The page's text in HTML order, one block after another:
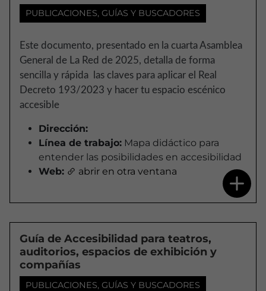
PUBLICACIONES, GUÍAS Y BUSCADORES
Este documento, presentado en la cuarta Asamblea
General de La Red de 2025, detalla de forma
sencilla y rápida las claves para aplicar el Real
Decreto 193/2023 y hacer tu espacio escénico
accesible
Dirección:
Línea de trabajo: Mapa didáctico para
entender las posibilidades en accesibilidad
Web:
abrir en otra ventana
Guía de Accesibilidad para teatros,
auditorios, espacios de exhibición y
compañías
PUBLICACIONES, GUÍAS Y BUSCADORES